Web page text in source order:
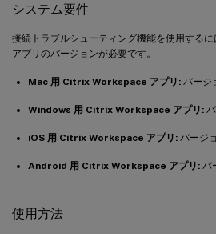
システム要件
接続トラブルシューティング機能を使用する
アプリのバージョンが必要です。
Mac 用 Citrix Workspace アプリ: バージ
Windows 用 Citrix Workspace アプリ:
iOS 用 Citrix Workspace アプリ: バージ
Android 用 Citrix Workspace アプリ: バ
使用方法